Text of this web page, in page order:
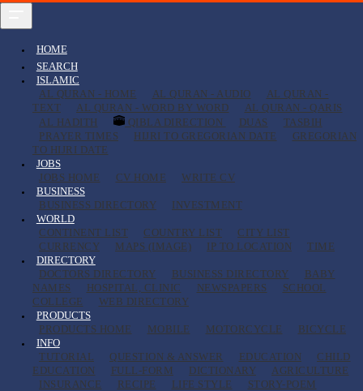
HOME
SEARCH
ISLAMIC
AL QURAN - HOME
AL QURAN - AUDIO
AL QURAN -
TEXT
AL QURAN - WORD BY WORD
AL QURAN - QARIS
AL HADITH
QIBLA DIRECTION DUAS
TASBIH
PRAYER TIMES
HIJRI TO GREGORIAN DATE
GREGORIAN
TO HIJRI DATE
JOBS
JOBS HOME
CV HOME
WRITE CV
BUSINESS
BUSINESS DIRECTORY
INVESTMENT
WORLD
CONTINENT LIST
COUNTRY LIST
CITY LIST
CURRENCY
MAPS (IMAGE) IP TO LOCATION
TIME
DIRECTORY
DOCTORS DIRECTORY
BUSINESS DIRECTORY
BABY
NAMES
HOSPITAL, CLINIC NEWSPAPERS
SCHOOL
COLLEGE
WEB DIRECTORY
PRODUCTS
PRODUCTS HOME
MOBILE MOTORCYCLE
BICYCLE
INFO
TUTORIAL
QUESTION & ANSWER EDUCATION
CHILD
EDUCATION
FULL-FORM DICTIONARY
AGRICULTURE
INSURANCE
RECIPE LIFE STYLE
STORY-POEM